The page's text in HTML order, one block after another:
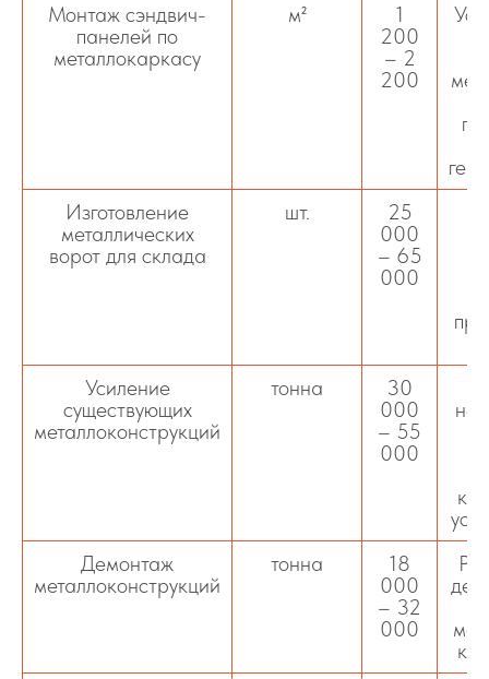
Монтаж сэндвич-
панелей по
металлокаркасу
м²
1
200
– 2
200
Изготовление
металлических
ворот для склада
шт.
25
000
– 65
000
Усиление
существующих
металлоконструкций
тонна
30
000
– 55
000
Демонтаж
металлоконструкций
тонна
18
000
– 32
000
к